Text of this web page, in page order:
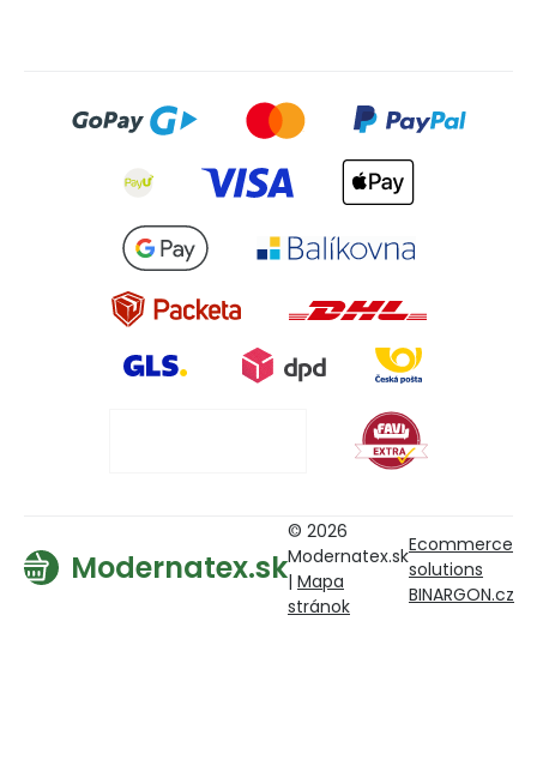
Modernatex.sk
© 2026
Modernatex.sk
| Mapa
stránok
Ecommerce
solutions
BINARGON.cz